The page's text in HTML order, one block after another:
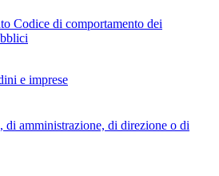
Codice di comportamento dei
e imprese
amministrazione, di direzione o di